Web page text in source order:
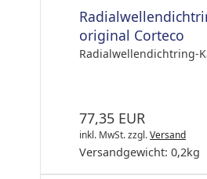
original Corteco
Radialwellendichtring-
77,35 EUR
inkl. MwSt.zzgl.Versand
Versandgewicht: 0,2kg